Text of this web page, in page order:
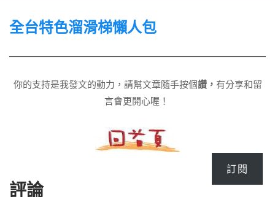
全台特色溜滑梯懶人包
你的支持是我發文的動力，請幫文章隨手按個讚， 有分享和留
言會更開心喔！
評論
訂閱